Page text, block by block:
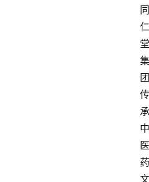
同
仁
堂
集
团
传
承
中
医
药
文